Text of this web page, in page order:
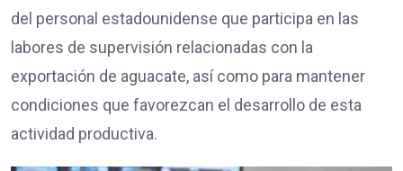
del personal estadounidense que participa en las
labores de supervisión relacionadas con la
exportación de aguacate, así como para mantener
condiciones que favorezcan el desarrollo de esta
actividad productiva.